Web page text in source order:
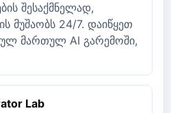
შესაქმნელად,
მუშაობს 24/7. დაიწყეთ
მართულ AI გარემოში,
Lab